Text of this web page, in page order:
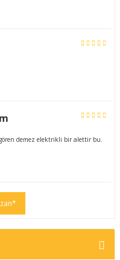
demez elektrikli bir alettir bu.